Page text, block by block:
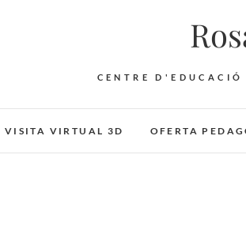
CENTRE
VISITA VIRTUAL 3D OFERTA